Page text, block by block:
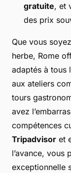
gratuite, et
des prix
Que vous
herbe, Rome
adaptés à tous
aux ateliers
tours
avez
compétences
Tripadvisor et
l’avance, vous
exceptionnelle